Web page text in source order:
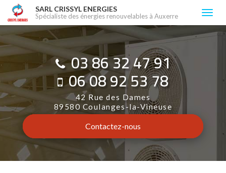
Aller
au
contenu
principal
SARL CRISSYL ENERGIES
Spécialiste des énergies renouvelables à Auxerre
03 86 32 47 91
06 08 92 53 78
42 Rue des Dames
89580 Coulanges-la-Vineuse
Contactez-nous